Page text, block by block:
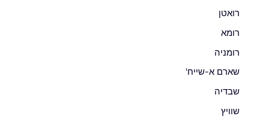
רואטן
רומא
רומניה
שארם א-שייח'
שבדיה
שוויץ